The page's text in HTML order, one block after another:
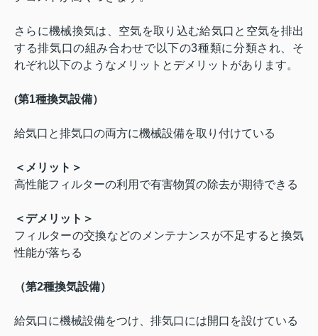
さらに機械換気は、空気を取り込む給気口と空気を排出
する排気口の組み合わせで以下の3種類に分類され、そ
れぞれ以下のようなメリットとデメリットがあります。
(第1種換気設備）
給気口と排気口の両方に機械設備を取り付けている
＜メリット＞
高性能フィルターの利用で有害物質の除去が期待できる
＜デメリット＞
フィルターの交換などのメンテナンスが不足すると換気
性能が落ちる
（第2種換気設備）
給気口に機械設備をつけ、排気口には開口を設けている